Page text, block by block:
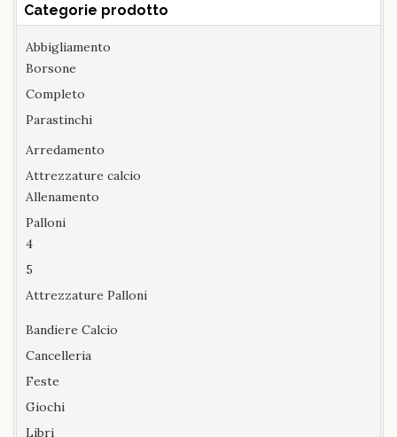
Categorie prodotto
Abbigliamento
Borsone
Completo
Parastinchi
Arredamento
Attrezzature calcio
Allenamento
Palloni
4
5
Attrezzature Palloni
Bandiere Calcio
Cancelleria
Feste
Giochi
Libri